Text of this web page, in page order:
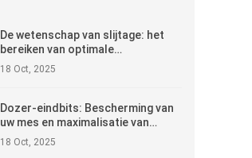
De wetenschap van slijtage: het
bereiken van optimale
dozerprestaties met
gebalanceerde GET-systemen
18 Oct, 2025
Dozer-eindbits: Bescherming van
uw mes en maximalisatie van
penetratie in extreme
omstandigheden
18 Oct, 2025